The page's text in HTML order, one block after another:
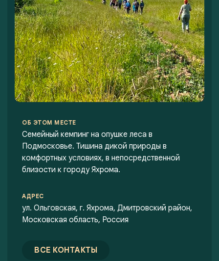
ОБ ЭТОМ МЕСТЕ
Семейный кемпинг на опушке леса в
Подмосковье. Тишина дикой природы в
комфортных условиях, в непосредственной
близости к городу Яхрома.
АДРЕС
ул. Ольговская, г. Яхрома, Дмитровский район,
Московская область, Россия
ВСЕ КОНТАКТЫ